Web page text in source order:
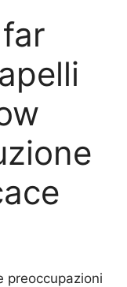
preoccupazioni